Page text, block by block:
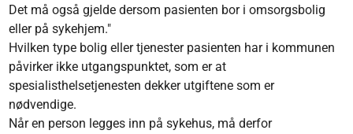
Det må også gjelde dersom pasienten bor i omsorgsbolig
eller på sykehjem."
Hvilken type bolig eller tjenester pasienten har i kommunen
påvirker ikke utgangspunktet, som er at
spesialisthelsetjenesten dekker utgiftene som er
nødvendige.
Når en person legges inn på sykehus, må derfor